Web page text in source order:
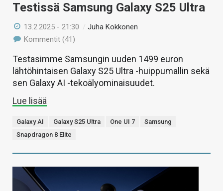
Testissä Samsung Galaxy S25 Ultra
13.2.2025 - 21:30 /Juha Kokkonen
Kommentit (41)
Testasimme Samsungin uuden 1499 euron
lähtöhintaisen Galaxy S25 Ultra -huippumallin sekä
sen Galaxy AI -tekoälyominaisuudet.
Lue lisää
Galaxy AI Galaxy S25 Ultra One UI 7
Samsung
Snapdragon 8 Elite